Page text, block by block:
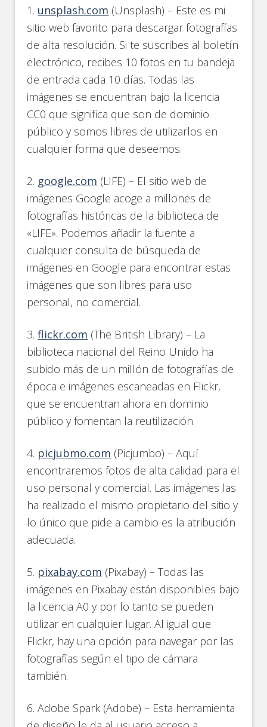
1. unsplash.com (Unsplash) – Este es mi
sitio web favorito para descargar fotografías
de alta resolución. Si te suscribes al boletín
electrónico, recibes 10 fotos en tu bandeja
de entrada cada 10 días. Todas las
imágenes se encuentran bajo la licencia
CC0 que significa que son de dominio
público y somos libres de utilizarlos en
cualquier forma que deseemos.
2. google.com (LIFE) – El sitio web de
imágenes Google acoge a millones de
fotografías históricas de la biblioteca de
«LIFE». Podemos añadir la fuente a
cualquier consulta de búsqueda de
imágenes en Google para encontrar estas
imágenes que son libres para uso
personal, no comercial.
3.flickr.com (The British Library) – La
biblioteca nacional del Reino Unido ha
subido más de un millón de fotografías de
época e imágenes escaneadas en Flickr,
que se encuentran ahora en dominio
público y fomentan la reutilización.
4. picjubmo.com (Picjumbo) – Aquí
encontraremos fotos de alta calidad para el
uso personal y comercial. Las imágenes las
ha realizado el mismo propietario del sitio y
lo único que pide a cambio es la atribución
adecuada.
5. pixabay.com (Pixabay) – Todas las
imágenes en Pixabay están disponibles bajo
la licencia A0 y por lo tanto se pueden
utilizar en cualquier lugar. Al igual que
Flickr, hay una opción para navegar por las
fotografías según el tipo de cámara
también.
6. Adobe Spark (Adobe) – Esta herramienta